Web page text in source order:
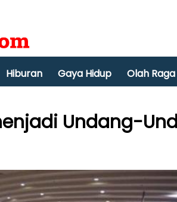
Hiburan Gaya Hidup Olah Raga
Undang-